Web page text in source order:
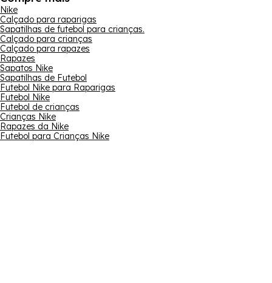
Nike
Calçado para raparigas
Sapatilhas de futebol para crianças.
Calçado para crianças
Calçado para rapazes
Rapazes
Sapatos Nike
Sapatilhas de Futebol
Futebol Nike para Raparigas
Futebol Nike
Futebol de crianças
Crianças Nike
Rapazes da Nike
Futebol para Crianças Nike